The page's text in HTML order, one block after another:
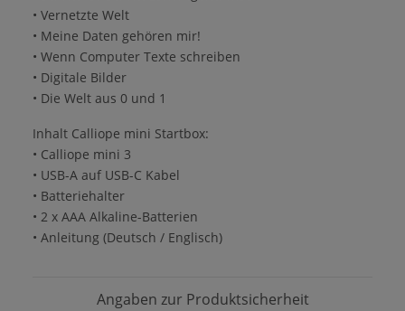
• Vernetzte Welt
• Meine Daten gehören mir!
• Wenn Computer Texte schreiben
• Digitale Bilder
• Die Welt aus 0 und 1
Inhalt Calliope mini Startbox:
• Calliope mini 3
• USB-A auf USB-C Kabel
• Batteriehalter
• 2 x AAA Alkaline-Batterien
• Anleitung (Deutsch / Englisch)
Angaben zur Produktsicherheit